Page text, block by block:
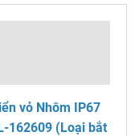
vỏ Nhôm IP67
162609 (Loại bắt